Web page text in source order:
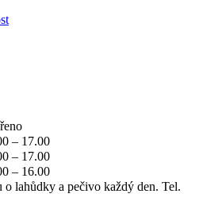
– 17.00
– 17.00
– 16.00
lahůdky a pečivo každý den. Tel.